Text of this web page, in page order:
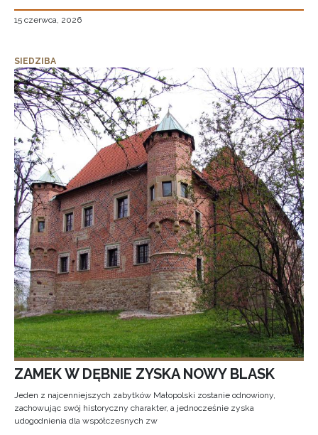
15 czerwca, 2026
SIEDZIBA
ZAMEK W DĘBNIE ZYSKA NOWY BLASK
Jeden z najcenniejszych zabytków Małopolski zostanie odnowiony,
zachowując swój historyczny charakter, a jednocześnie zyska
udogodnienia dla współczesnych zw